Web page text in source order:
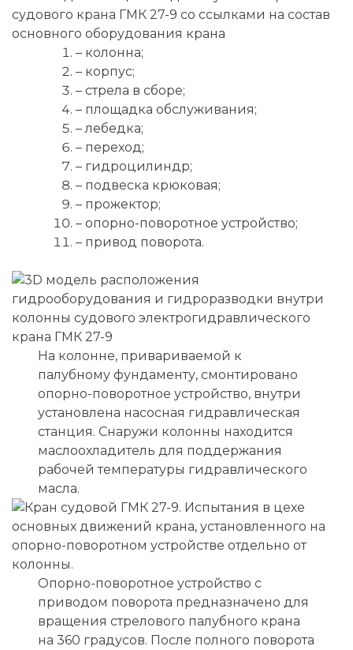
– колонна;
– корпус;
– стрела в сборе;
– площадка обслуживания;
– лебедка;
– переход;
– гидроцилиндр;
– подвеска крюковая;
– прожектор;
– опорно-поворотное устройство;
– привод поворота.
На колонне, привариваемой к
палубному фундаменту, смонтировано
опорно-поворотное устройство, внутри
установлена насосная гидравлическая
станция. Снаружи колонны находится
маслоохладитель для поддержания
рабочей температуры гидравлического
масла.
Опорно-поворотное устройство с
приводом поворота предназначено для
вращения стрелового палубного крана
на 360 градусов. После полного поворота